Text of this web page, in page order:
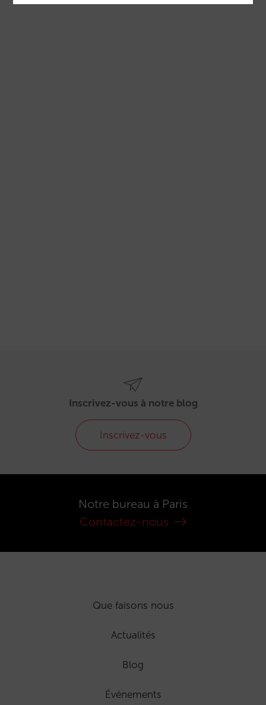
Inscrivez-vous à notre blog
Inscrivez-vous
Notre bureau à Paris
Contactez-nous
Que faisons nous
Actualités
Blog
Événements